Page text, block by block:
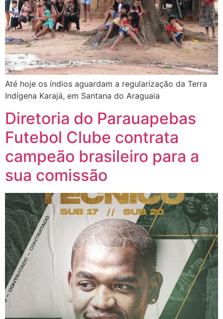
Até hoje os índios aguardam a regularização da Terra
Indígena Karajá, em Santana do Araguaia
Diretoria do Parauapebas
Futebol Clube contrata
campeão brasileiro para a
sua comissão